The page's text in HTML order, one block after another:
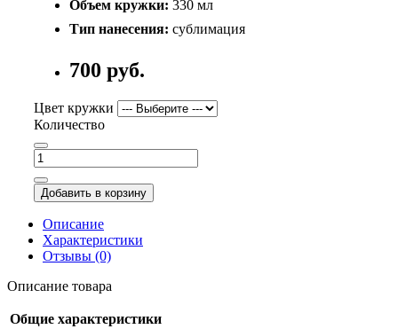
Объем кружки: 330 мл
Тип нанесения: сублимация
700 руб.
Цвет кружки
Количество
Добавить в корзину
Описание
Характеристики
Отзывы (0)
Описание товара
Общие характеристики